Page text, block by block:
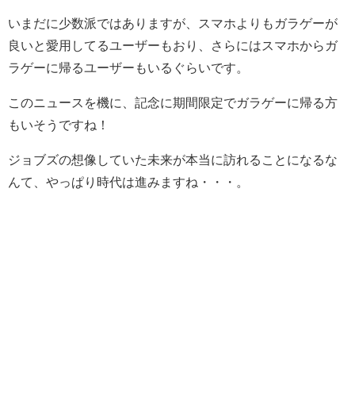
いまだに少数派ではありますが、スマホよりもガラゲーが
良いと愛用してるユーザーもおり、さらにはスマホからガ
ラゲーに帰るユーザーもいるぐらいです。
このニュースを機に、記念に期間限定でガラゲーに帰る方
もいそうですね！
ジョブズの想像していた未来が本当に訪れることになるな
んて、やっぱり時代は進みますね・・・。